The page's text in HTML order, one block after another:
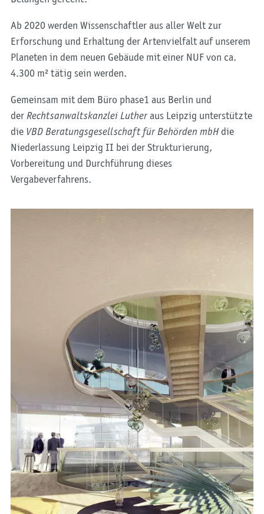
Ab 2020 werden Wissenschaftler aus aller Welt zur
Erforschung und Erhaltung der Artenvielfalt auf unserem
Planeten in dem neuen Gebäude mit einer NUF von ca.
4.300 m² tätig sein werden.
Gemeinsam mit dem Büro phase1 aus Berlin und
derRechtsanwaltskanzlei Lutheraus Leipzig unterstützte
die VBD Beratungsgesellschaft für Behörden mbHdie
Niederlassung Leipzig II bei der Strukturierung,
Vorbereitung und Durchführung dieses
Vergabeverfahrens.